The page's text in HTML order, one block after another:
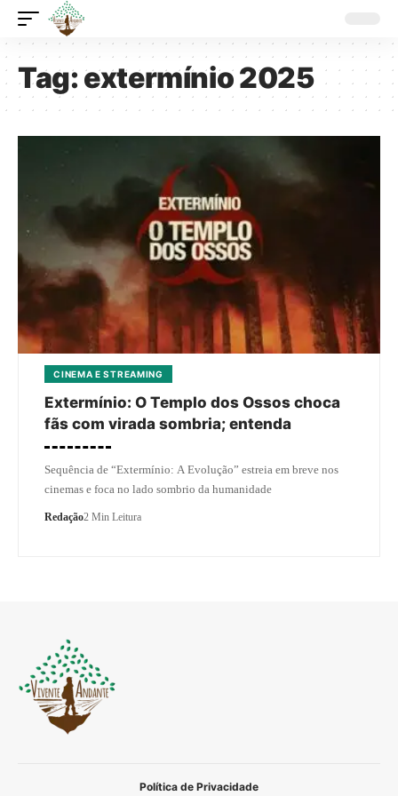
Tag:extermínio 2025
CINEMA E STREAMING
Extermínio: O Templo dos Ossos choca
fãs com virada sombria; entenda
Sequência de “Extermínio: A Evolução” estreia em breve nos
cinemas e foca no lado sombrio da humanidade
Redação2 Min Leitura
Política de Privacidade